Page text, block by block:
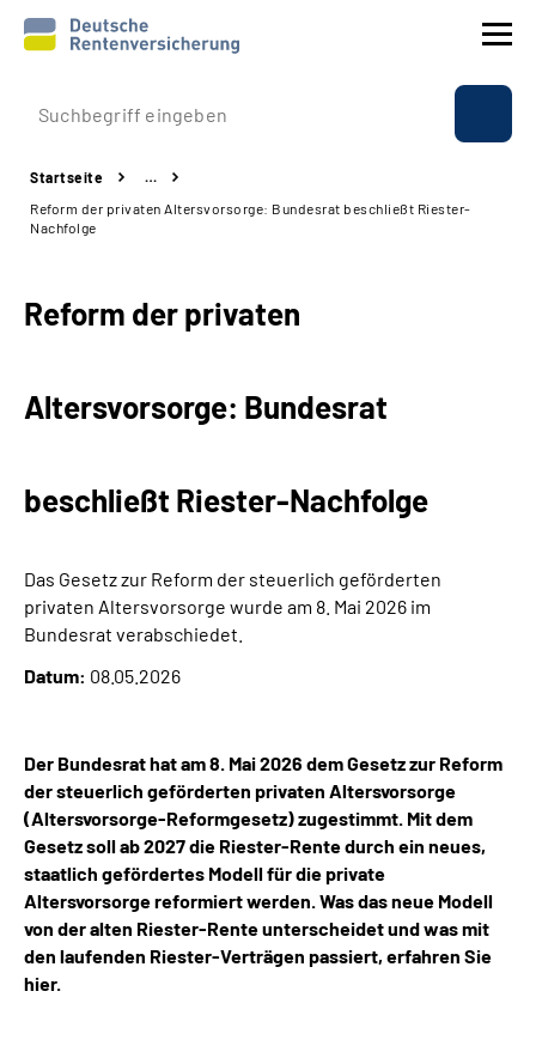
Prävention
Reha
Beratung & Kontakt
Experten
Suche
Leichte Sprache
Mein Kundenportal
Startseite
…
Reform der privaten Altersvorsorge: Bundesrat beschließt Riester-
Nachfolge
Reform der privaten
Altersvorsorge: Bundesrat
beschließt Riester-Nachfolge
Das Gesetz zur Reform der steuerlich geförderten
privaten Altersvorsorge wurde am 8. Mai 2026 im
Bundesrat verabschiedet.
Datum: 08.05.2026
Der Bundesrat hat am 8. Mai 2026 dem Gesetz zur Reform
der steuerlich geförderten privaten Altersvorsorge
(Altersvorsorge-Reformgesetz) zugestimmt. Mit dem
Gesetz soll ab 2027 die Riester-Rente durch ein neues,
staatlich gefördertes Modell für die private
Altersvorsorge reformiert werden. Was das neue Modell
von der alten Riester-Rente unterscheidet und was mit
den laufenden Riester-Verträgen passiert, erfahren Sie
hier.